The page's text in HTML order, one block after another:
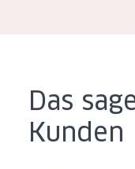
Nachtcreme
Augencreme
Das
Kunden